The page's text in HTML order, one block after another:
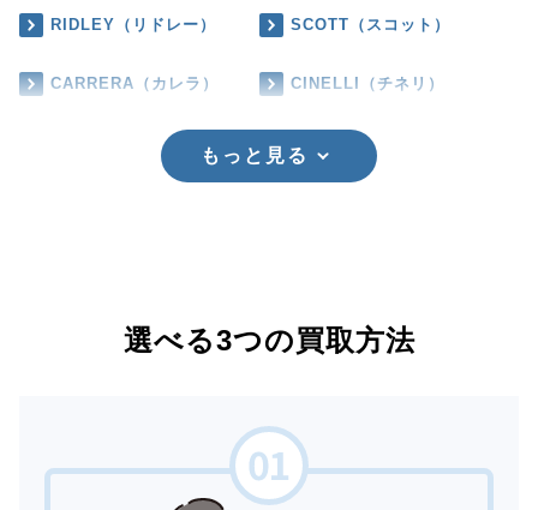
RIDLEY（リドレー） SCOTT（スコット）
CARRERA（カレラ） CINELLI（チネリ）
もっと見る
選べる3つの買取方法